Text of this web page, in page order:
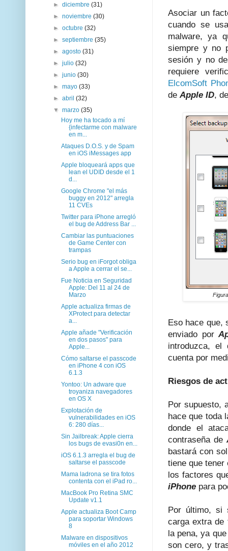
Asociar un
cuando se
malware, ya
siempre y no
sesión y no
requiere
ElcomSoft
deApple ID,
Eso hace que,
enviado por
introduzca,
cuenta por
Riesgos de
Por supuesto,
hace que toda
donde el
contraseña de
bastará con
tiene que
los factores
iPhone para
Por último, si
carga extra de
la pena, ya
son cero, y
►diciembre(31)
►noviembre(30)
►octubre(32)
►septiembre(35)
►agosto(31)
►julio(32)
►junio(30)
►mayo(33)
►abril(32)
▼marzo(35)
Hoy me ha tocado a mí
{infectarme con malware
en m...
Ataques D.O.S. y de Spam
en iOS iMessages app
Apple bloqueará apps que
lean el UDID desde el 1
d...
Google Chrome "el más
buggy en 2012" arregla
11 CVEs
Twitter para iPhone arregló
el bug de Address Bar ...
Cambiar las puntuaciones
de Game Center con
trampas
Serio bug en iForgot obliga
a Apple a cerrar el se...
Fue Noticia en Seguridad
Apple: Del 11 al 24 de
Marzo
Apple actualiza firmas de
XProtect para detectar
a...
Apple añade "Verificación
en dos pasos" para
Apple...
Cómo saltarse el passcode
en iPhone 4 con iOS
6.1.3
Yontoo: Un adware que
troyaniza navegadores
en OS X
Explotación de
vulnerabilidades en iOS
6: 280 días...
Sin Jailbreak: Apple cierra
los bugs de evasi0n en...
iOS 6.1.3 arregla el bug de
saltarse el passcode
Mama ladrona se tira fotos
contenta con el iPad ro...
MacBook Pro Retina SMC
Update v1.1
Apple actualiza Boot Camp
para soportar Windows
8
Malware en dispositivos
móviles en el año 2012